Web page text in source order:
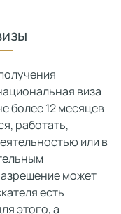
виза
более 12 месяцев
работать,
или в
может
есть
этого, а